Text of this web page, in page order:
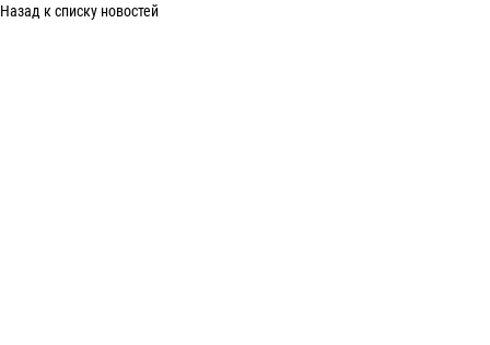
Назад к списку новостей